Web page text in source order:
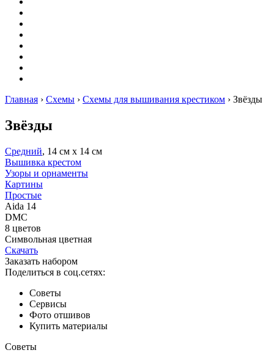
Главная › Схемы › Схемы для вышивания крестиком › Звёзды
Звёзды
Средний, 14 см х 14 см
Вышивка крестом
Узоры и орнаменты
Картины
Простые
Aida 14
DMC
8 цветов
Символьная цветная
Скачать
Заказать набором
Поделиться в соц.сетях:
Советы
Сервисы
Фото отшивов
Купить материалы
Советы